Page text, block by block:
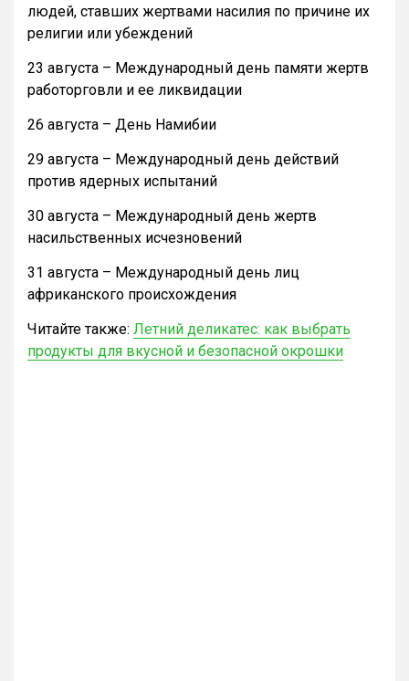
людей, ставших жертвами насилия по причине их
религии или убеждений
23 августа – Международный день памяти жертв
работорговли и ее ликвидации
26 августа – День Намибии
29 августа – Международный день действий
против ядерных испытаний
30 августа – Международный день жертв
насильственных исчезновений
31 августа – Международный день лиц
африканского происхождения
Читайте также: Летний деликатес: как выбрать
продукты для вкусной и безопасной окрошки